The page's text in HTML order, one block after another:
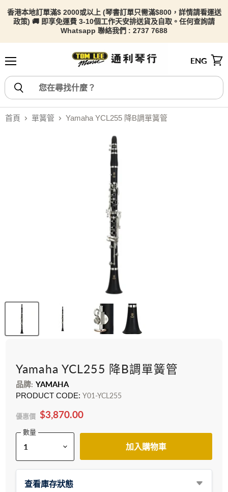
香港本地訂單滿$ 2000或以上 (琴書訂單只需滿$800，詳情請看運送
政策) 🚚 即享免運費 3-10個工作天安排送貨及自取。任何查詢請
Whatsapp 聯絡我們 : 2737 7688
ENG
首頁 單簧管 Yamaha YCL255 降B調單簧管
Yamaha YCL255 降B調單簧管
品牌: YAMAHA
PRODUCT CODE: Y01-YCL255
優惠價 $3,870.00
數量
加入購物車
查看庫存狀態